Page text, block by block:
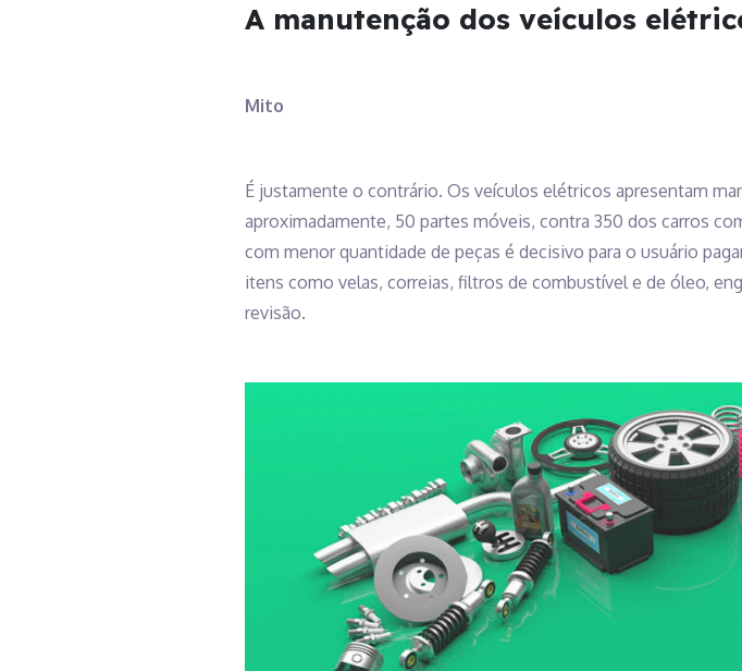
A manutenção dos veículos
Mito
É justamente o contrário. Os veículos elétricos apresentam
aproximadamente, 50 partes móveis, contra 350 dos carros
com menor quantidade de peças é decisivo para o usuário
itens como velas, correias, filtros de combustível e de óleo,
revisão.